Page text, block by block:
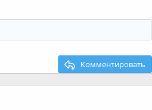
Комментировать